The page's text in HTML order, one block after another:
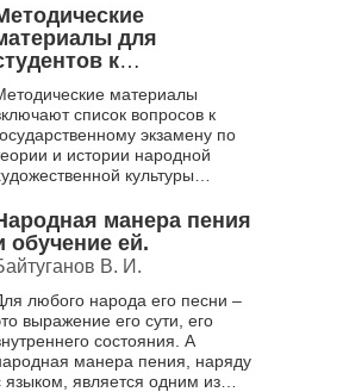
и учебных пособий.
того, в данной стать...
для
к
по теории и
народной
.
материалы
список вопросов к
экзамену по
и истории народной
культуры
художественное
краткие тези...
манера пения
обучение ей.
В. И.
любого народа его песни –
выражение его сути, его
состояния. А
манера пения, наряду
языком, является одним из